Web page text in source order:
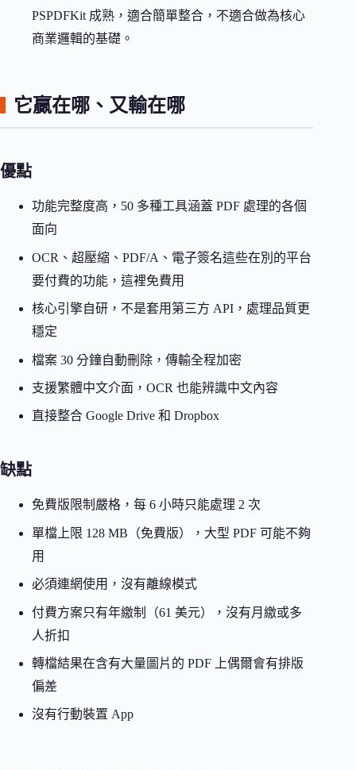
PSPDFKit 成熟，適合簡單整合，不適合做為核心
商業邏輯的基礎。
它贏在哪、又輸在哪
優點
功能完整度高，50 多種工具涵蓋 PDF 處理的各個
面向
OCR、超壓縮、PDF/A、電子簽名這些在別的平台
要付費的功能，這裡免費用
核心引擎自研，不是套用第三方 API，處理品質更
穩定
檔案 30 分鐘自動刪除，傳輸全程加密
支援繁體中文介面，OCR 也能辨識中文內容
直接整合 Google Drive 和 Dropbox
缺點
免費版限制嚴格，每 6 小時只能處理 2 次
單檔上限 128 MB（免費版），大型 PDF 可能不夠
用
必須連網使用，沒有離線模式
付費方案只有年繳制（61 美元），沒有月繳或多
人折扣
轉檔結果在含有大量圖片的 PDF 上偶爾會有排版
偏差
沒有行動裝置 App